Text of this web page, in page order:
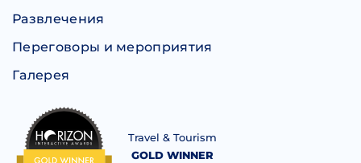
Развлечения
Переговоры и мероприятия
Галерея
Travel & Tourism
GOLD WINNER